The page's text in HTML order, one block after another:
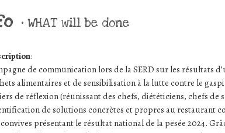
• WHAT will be done
:
de communication lors de la SERD sur les résultats
alimentaires et de sensibilisation à la lutte contre le
de réflexion (réunissant des chefs, diététiciens, chefs de
de solutions concrètes et propres au restaurant
présentant le résultat national de la pesée 2024.